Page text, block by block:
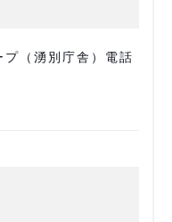
（湧別庁舎）電話